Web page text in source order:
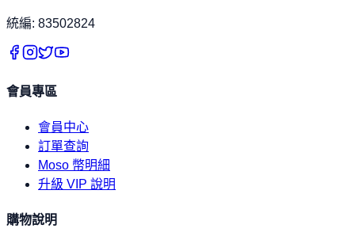
統編: 83502824
會員專區
會員中心
訂單查詢
Moso 幣明細
升級 VIP 說明
購物說明